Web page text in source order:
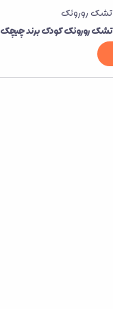
تشک روروئک
تشک روروئک کودک برند چیچک